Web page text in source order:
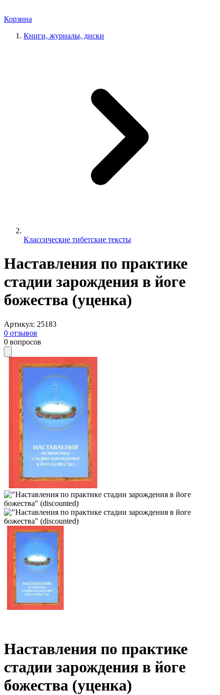
Корзина
Книги, журналы, диски
Классические тибетские тексты
Наставления по практике
стадии зарождения в йоге
божества (уценка)
Артикул: 25183
0 отзывов
0 вопросов
Наставления по практике
стадии зарождения в йоге
божества (уценка)